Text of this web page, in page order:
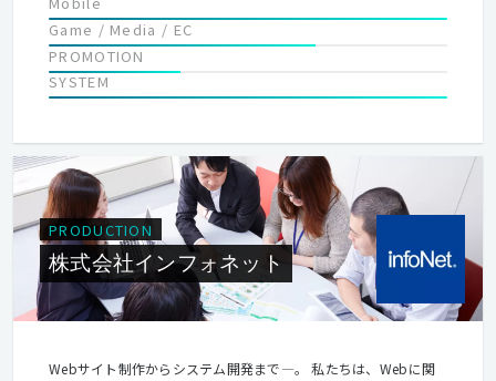
Game / Media / EC
PROMOTION
SYSTEM
PRODUCTION
株式会社インフォネット
Webサイト制作からシステム開発まで―。 私たちは、Webに関